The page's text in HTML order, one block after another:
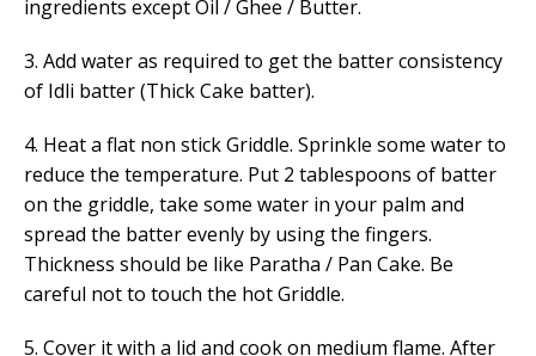
ingredients except Oil / Ghee / Butter.
3. Add water as required to get the batter consistency
of Idli batter (Thick Cake batter).
4. Heat a flat non stick Griddle. Sprinkle some water to
reduce the temperature. Put 2 tablespoons of batter
on the griddle, take some water in your palm and
spread the batter evenly by using the fingers.
Thickness should be like Paratha / Pan Cake. Be
careful not to touch the hot Griddle.
5. Cover it with a lid and cook on medium flame. After